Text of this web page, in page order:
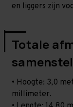
en liggers zijn
Totale
• Hoogte: 3,0
millimeter.